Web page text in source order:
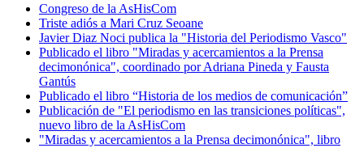
Congreso de la AsHisCom
Triste adiós a Mari Cruz Seoane
Javier Diaz Noci publica la "Historia del Periodismo Vasco"
Publicado el libro "Miradas y acercamientos a la Prensa
decimonónica", coordinado por Adriana Pineda y Fausta
Gantús
Publicado el libro “Historia de los medios de comunicación”
Publicación de "El periodismo en las transiciones políticas",
nuevo libro de la AsHisCom
"Miradas y acercamientos a la Prensa decimonónica", libro